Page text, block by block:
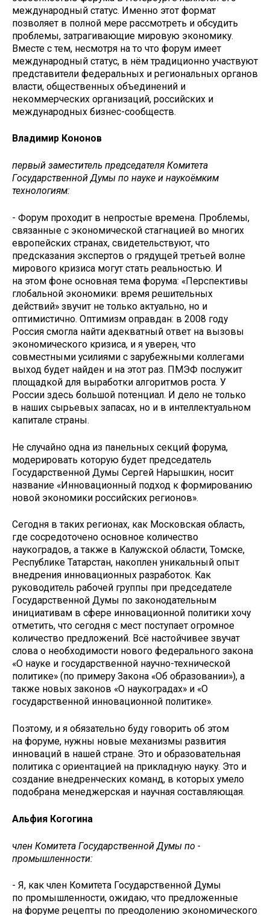
международный статус. Именно этот формат
позволяет в полной мере рассмотреть и обсудить
проблемы, затрагивающие мировую экономику.
Вместе с тем, несмотря на то что форум имеет
международный статус, в нём традиционно участвуют
представители федеральных и региональных органов
власти, общественных объединений и
некоммерческих организаций, российских и
международных бизнес-­сообществ.
Владимир Кононов
первый заместитель председателя Комитета
Государственной Думы по науке и наукоёмким
технологиям:
- Форум проходит в непростые времена. Проблемы,
связанные с экономической стагнацией во многих
европейских странах, свидетельствуют, что
предсказания экспертов о грядущей третьей волне
мирового кризиса могут стать реальностью. И
на этом фоне основная тема форума: «Перспективы
глобальной экономики: время решительных
действий» звучит не только актуально, но и
оптимистично. Оптимизм оправдан: в 2008 году
Россия смогла найти адекватный ответ на вызовы
экономического кризиса, и я уверен, что
совместными усилиями с зарубежными коллегами
выход будет найден и на этот раз. ПМЭФ послужит
площадкой для выработки алгоритмов роста. У
России здесь большой потенциал. И дело не только
в наших сырьевых запасах, но и в интеллектуальном
капитале страны.
Не случайно одна из панельных секций форума,
модерировать которую будет председатель
Государственной Думы Сергей Нарышкин, носит
название «Инновационный подход к формированию
новой экономики российских регионов».
Сегодня в таких регионах, как Московская область,
где сосредоточено основное количество
наукоградов, а также в Калужской области, Томске,
Республике Татарстан, накоплен уникальный опыт
внедрения инновационных разработок. Как
руководитель рабочей группы при председателе
Государственной Думы по законодательным
инициативам в сфере инновационной политики хочу
отметить, что сегодня с мест поступает огромное
количество предложений. Всё настойчивее звучат
слова о необходимости нового федерального закона
«О науке и государственной научно-технической
политике» (по примеру Закона «Об образовании»), а
также новых законов «О нау­коградах» и «О
государственной инновационной политике».
Поэтому, и я обязательно буду говорить об этом
на форуме, нужны новые механизмы развития
инноваций в нашей стране. Это и образовательная
политика с ориентацией на прикладную науку. Это и
создание внедренческих команд, в которых умело
подобрана менеджерская и научная составляющая.
Альфия Когогина
член Комитета Государственной Думы по ­
промышленности:
- Я, как член Комитета Государственной Думы
по промышленности, ожидаю, что предложенные
на форуме рецепты по преодолению экономического